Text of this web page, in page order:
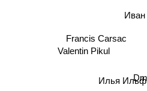
Илья Ильф
Francis Carsac
Valentin Pikul